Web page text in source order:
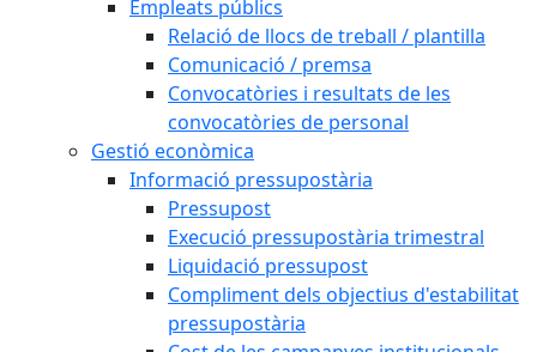
Empleats públics
Relació de llocs de treball / plantilla
Comunicació / premsa
Convocatòries i resultats de les
convocatòries de personal
Gestió econòmica
Informació pressupostària
Pressupost
Execució pressupostària trimestral
Liquidació pressupost
Compliment dels objectius d'estabilitat
pressupostària